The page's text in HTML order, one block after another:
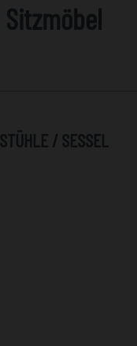
Sitzmöbel
STÜHLE / SESSEL